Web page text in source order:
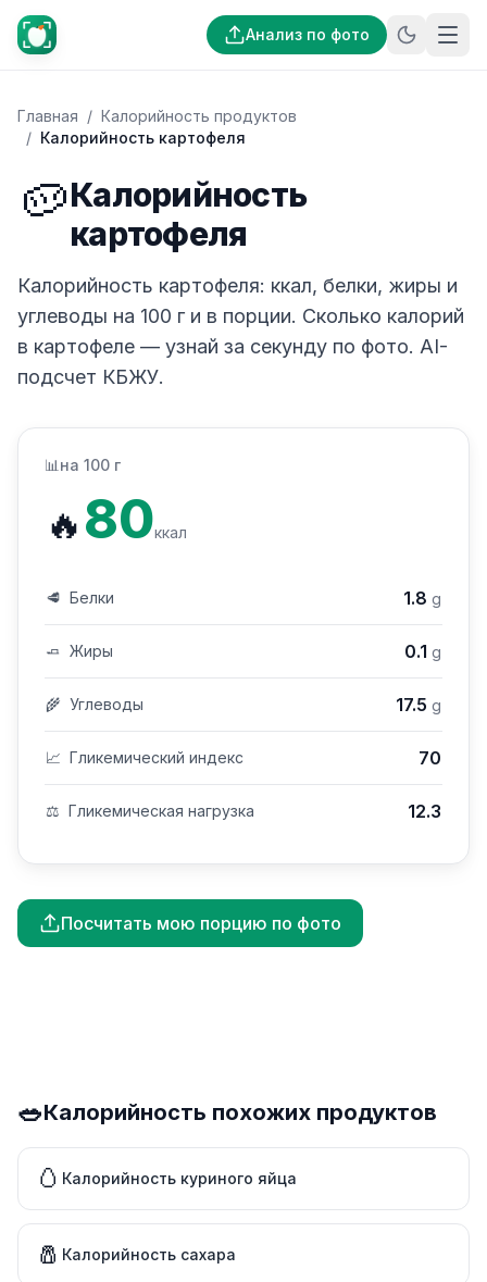
Анализ по фото
Главная / Калорийность продуктов
/ Калорийность картофеля
🥔Калорийность
картофеля
Калорийность картофеля: ккал, белки, жиры и
углеводы на 100 г и в порции. Сколько калорий
в картофеле — узнай за секунду по фото. AI-
подсчет КБЖУ.
📊 на 100 г
🔥80ккал
🥩 Белки 1.8 g
🧈 Жиры 0.1 g
🌾 Углеводы 17.5 g
📈 Гликемический индекс 70
⚖️ Гликемическая нагрузка 12.3
Посчитать мою порцию по фото
🥗Калорийность похожих продуктов
🥚 Калорийность куриного яйца
🧂 Калорийность сахара